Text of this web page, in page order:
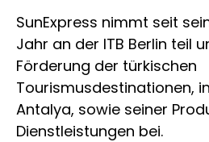
SunExpress nimmt seit
Jahr an der ITB Berlin teil
Förderung der türkischen
Tourismusdestinationen,
Antalya, sowie seiner
Dienstleistungen bei.